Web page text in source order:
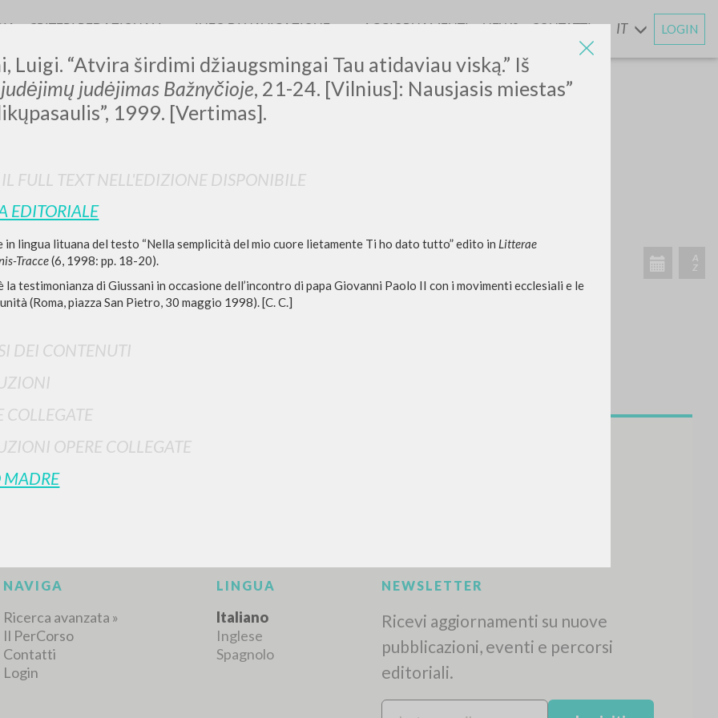
Luigi. “Atvira širdimi džiaugsmingai Tau atidaviau viską.” Iš
judėjimas Bažnyčioje, 21-24. [Vilnius]: Nausjasis miestas”
1999. [Vertimas].
FULL TEXT NELL'EDIZIONE DISPONIBILE
EDITORIALE
in lingua lituana del testo “Nella semplicità del mio cuore lietamente Ti ho dato tutto” edito in Litterae
Tracce(6, 1998: pp. 18-20).
la testimonianza di Giussani in occasione dell’incontro di papa Giovanni Paolo II con i movimenti ecclesiali e le
(Roma, piazza San Pietro, 30 maggio 1998). [C. C.]
DEI CONTENUTI
COLLEGATE
OPERE COLLEGATE
MADRE
CRITERI REDAZIONALI INFO DI NAVIGAZIONE AGGIORNAMENTIENEWS CONTATTI IT LOGIN
LINGUA
A
Z
NAVIGA
Ricerca avanzata »
Il PerCorso
Contatti
Login
LINGUA
Italiano
Inglese
Spagnolo
NEWSLETTER
Ricevi aggiornamenti su nuove
pubblicazioni, eventi e percorsi
editoriali.